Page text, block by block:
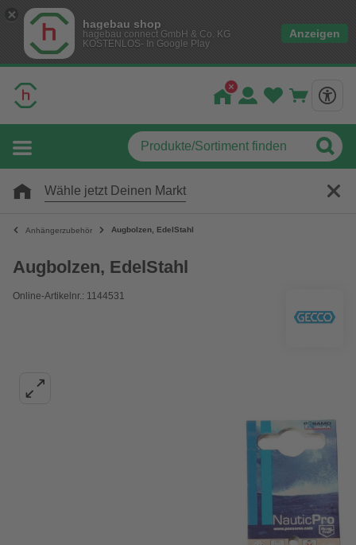
hagebau shop
hagebau connect GmbH & Co. KG
KOSTENLOS- In Google Play
Anzeigen
Wähle jetzt Deinen Markt
Anhängerzubehör Augbolzen, EdelStahl
Augbolzen, EdelStahl
Online-Artikelnr.: 1144531